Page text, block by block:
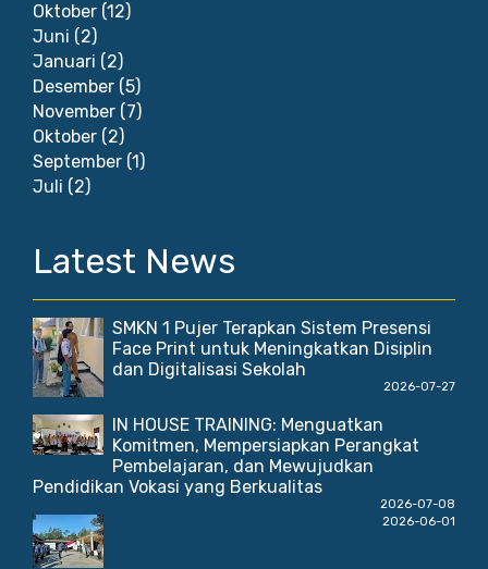
Oktober (12)
Juni (2)
Januari (2)
Desember (5)
November (7)
Oktober (2)
September (1)
Juli (2)
Latest News
SMKN 1 Pujer Terapkan Sistem Presensi
Face Print untuk Meningkatkan Disiplin
dan Digitalisasi Sekolah
2026-07-27
IN HOUSE TRAINING: Menguatkan
Komitmen, Mempersiapkan Perangkat
Pembelajaran, dan Mewujudkan
Pendidikan Vokasi yang Berkualitas
2026-07-08
2026-06-01